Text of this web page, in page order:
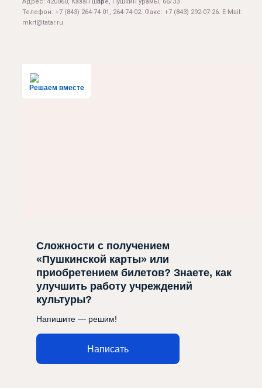
Телефон: +7 (843) 264-74-01, 264-74-02. Факс: +7 (843) 292-07-26. E-Mail:
mkrt@tatar.ru
Решаем вместе
Сложности с получением
«Пушкинской карты» или
приобретением билетов? Знаете, как
улучшить работу учреждений
культуры?
Напишите — решим!
Написать